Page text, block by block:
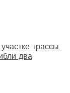
трассы
два